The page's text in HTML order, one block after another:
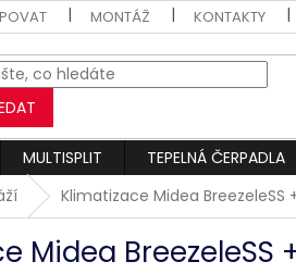
MONTÁŽ KONTAKTY
MULTISPLIT TEPELNÁ ČERPADLA
Klimatizace Midea BreezeleSS
Midea BreezeleSS